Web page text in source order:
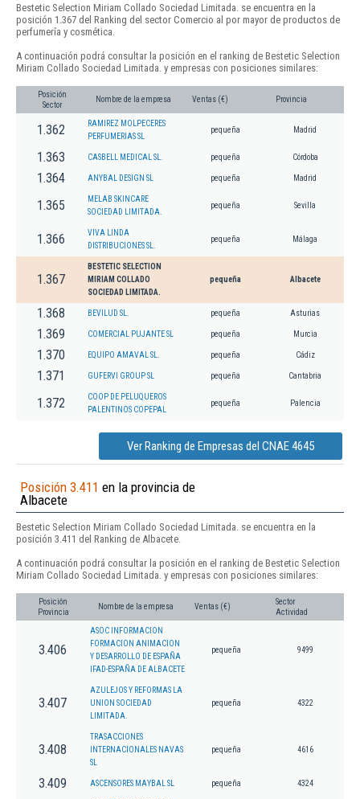
Bestetic Selection Miriam Collado Sociedad Limitada. se encuentra en la
posición 1.367 del Ranking del sector Comercio al por mayor de productos de
perfumería y cosmética.
A continuación podrá consultar la posición en el ranking de Bestetic Selection
Miriam Collado Sociedad Limitada. y empresas con posiciones similares:
Posición
Sector
Nombre de la empresa Ventas (€) Provincia
1.362
RAMIREZ MOLPECERES
PERFUMERIAS SL
pequeña Madrid
1.363 CASBELL MEDICAL SL. pequeña Córdoba
1.364 ANYBAL DESIGN SL pequeña Madrid
1.365
MELAB SKINCARE
SOCIEDAD LIMITADA.
pequeña Sevilla
1.366
VIVA LINDA
DISTRIBUCIONES SL.
pequeña Málaga
1.367
BESTETIC SELECTION
MIRIAM COLLADO
SOCIEDAD LIMITADA.
pequeña Albacete
1.368 BEVILUD SL. pequeña Asturias
1.369 COMERCIAL PUJANTE SL pequeña Murcia
1.370 EQUIPO AMAVAL SL. pequeña Cádiz
1.371 GUFERVI GROUP SL pequeña Cantabria
1.372
COOP DE PELUQUEROS
PALENTINOS COPEPAL
pequeña Palencia
Ver Ranking de Empresas del CNAE 4645
Posición 3.411 en la provincia de
Albacete
Bestetic Selection Miriam Collado Sociedad Limitada. se encuentra en la
posición 3.411 del Ranking de Albacete.
A continuación podrá consultar la posición en el ranking de Bestetic Selection
Miriam Collado Sociedad Limitada. y empresas con posiciones similares:
Posición
Provincia
Nombre de la empresa Ventas (€)
Sector
Actividad
3.406
ASOC INFORMACION
FORMACION ANIMACION
Y DESARROLLO DE ESPAÑA
IFAD-ESPAÑA DE ALBACETE
pequeña 9499
3.407
AZULEJOS Y REFORMAS LA
UNION SOCIEDAD
LIMITADA.
pequeña 4322
3.408
TRASACCIONES
INTERNACIONALES NAVAS
SL
pequeña 4616
3.409 ASCENSORES MAYBAL SL pequeña 4324